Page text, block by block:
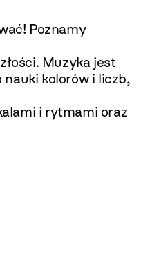
Poznamy
Muzyka jest
kolorów i liczb,
i rytmami oraz